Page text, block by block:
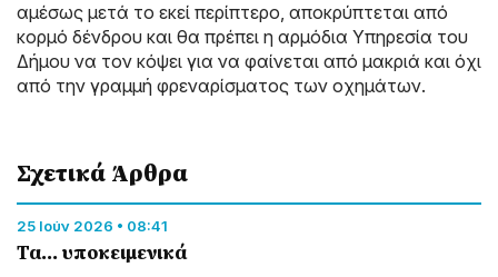
αμέσως μετά το εκεί περίπτερο, αποκρύπτεται από
κορμό δένδρου και θα πρέπει η αρμόδια Υπηρεσία του
Δήμου να τον κόψει για να φαίνεται από μακριά και όχι
από την γραμμή φρεναρίσματος των οχημάτων.
Σχετικά Άρθρα
25 Ιούν 2026 • 08:41
Τα... υποκειμενικά